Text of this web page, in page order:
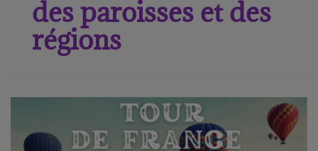
des paroisses et des
régions